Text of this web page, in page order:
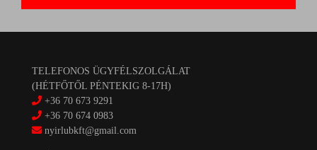
TELEFONOS ÜGYFÉLSZOLGÁLAT
(HÉTFŐTŐL PÉNTEKIG 8-17H)
+36 70 673 9291
+36 70 674 0983
nyirlubkft@gmail.com